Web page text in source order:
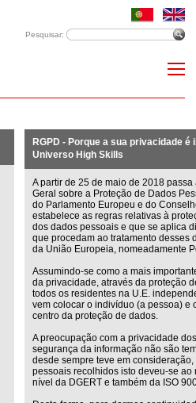
Pesquisar:
RGPD - Porque a sua privacidade é
Universo High Skills
A partir de 25 de maio de 2018
Geral sobre a Proteção de Dados
do Parlamento Europeu e do
estabelece as regras relativas à
dos dados pessoais e que se aplica
que procedam ao tratamento desses
da União Europeia, nomeadamente
Assumindo-se como a mais
da privacidade, através da proteção
todos os residentes na U.E.
vem colocar o indivíduo (a pessoa) e
centro da proteção de dados.
A preocupação com a privacidade
segurança da informação não são
desde sempre teve em
pessoais recolhidos isto deveu-se
nível da DGERT e também da ISO